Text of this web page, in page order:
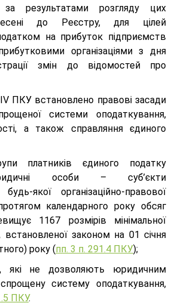
результатами розгляду цих
до Реєстру, для цілей
на прибуток підприємств
організаціями з дня
змін до відомостей про
ПКУ встановлено правові засади
системи оподаткування,
а також справляння єдиного
платників єдиного податку
особи – суб’єкти
якої організаційно-правової
календарного року обсяг
1167 розмірів мінімальної
встановленої законом на 01 січня
року (пп. 3 п. 291.4 ПКУ);
які не дозволяють юридичним
систему оподаткування,
ПКУ.